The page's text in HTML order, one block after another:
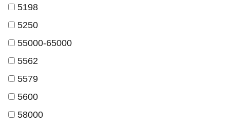
5198
5250
55000-65000
5562
5579
5600
58000